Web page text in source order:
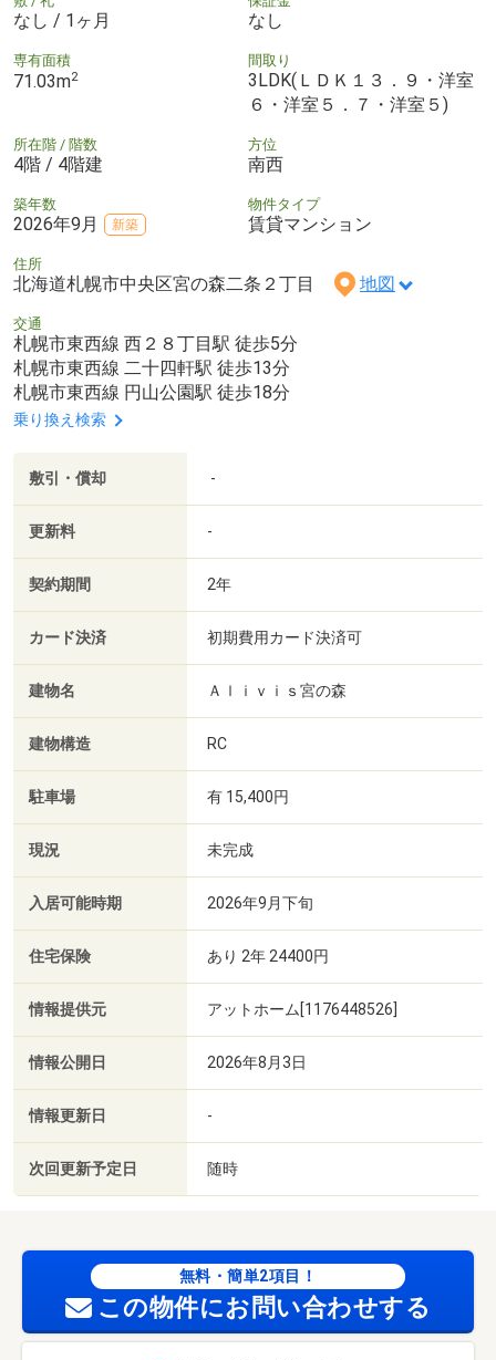
なし / 1ヶ月 なし
専有面積
71.03m2
間取り
3LDK(ＬＤＫ１３．９・洋室
６・洋室５．７・洋室５)
所在階 / 階数
4階 / 4階建
方位
南西
築年数
2026年9月 新築
物件タイプ
賃貸マンション
住所
北海道札幌市中央区宮の森二条２丁目 地図
交通
札幌市東西線 西２８丁目駅 徒歩5分
札幌市東西線 二十四軒駅 徒歩13分
札幌市東西線 円山公園駅 徒歩18分
乗り換え検索
敷引・償却 -
更新料 -
契約期間 2年
カード決済 初期費用カード決済可
建物名 Ａｌｉｖｉｓ宮の森
建物構造 RC
駐車場 有 15,400円
現況 未完成
入居可能時期 2026年9月下旬
住宅保険 あり 2年 24400円
情報提供元 アットホーム[1176448526]
情報公開日 2026年8月3日
情報更新日 -
次回更新予定日 随時
無料・簡単2項目！
この物件にお問い合わせする